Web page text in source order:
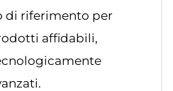
di riferimento per
affidabili,